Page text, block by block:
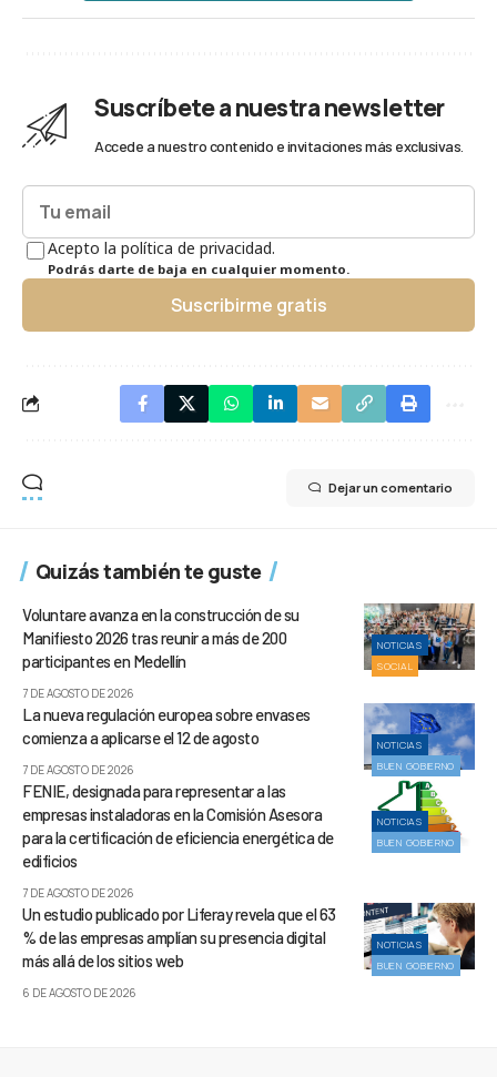
Suscríbete a nuestra newsletter
Accede a nuestro contenido e invitaciones más exclusivas.
Acepto la política de privacidad.
Podrás darte de baja en cualquier momento.
Suscribirme gratis
Dejar un comentario
Quizás también te guste
NOTICIAS
SOCIAL
Voluntare avanza en la construcción de su
Manifiesto 2026 tras reunir a más de 200
participantes en Medellín
7 DE AGOSTO DE 2026
NOTICIAS
BUEN GOBIERNO
La nueva regulación europea sobre envases
comienza a aplicarse el 12 de agosto
7 DE AGOSTO DE 2026
NOTICIAS
BUEN GOBIERNO
FENIE, designada para representar a las
empresas instaladoras en la Comisión Asesora
para la certificación de eficiencia energética de
edificios
7 DE AGOSTO DE 2026
NOTICIAS
BUEN GOBIERNO
Un estudio publicado por Liferay revela que el 63
% de las empresas amplían su presencia digital
más allá de los sitios web
6 DE AGOSTO DE 2026